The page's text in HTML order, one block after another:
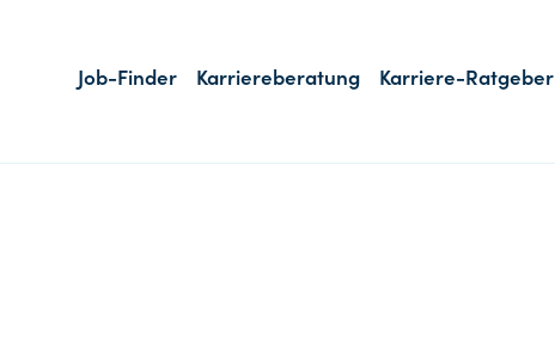
Job-Finder Karriereberatung Karriere-Ratgeber